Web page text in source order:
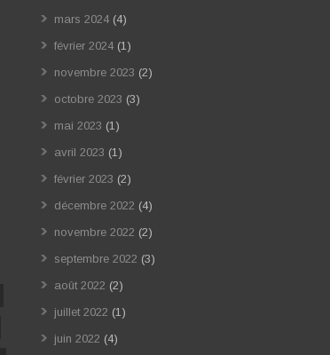
mars 2024(4)
février 2024(1)
novembre 2023 (2)
octobre 2023 (3)
mai 2023 (1)
avril 2023 (1)
février 2023 (2)
décembre 2022 (4)
novembre 2022 (2)
septembre 2022 (3)
août 2022 (2)
juillet 2022 (1)
juin 2022 (4)